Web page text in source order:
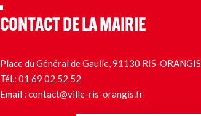
CONTACT DE LA MAIRIE
Place du Général de Gaulle, 91130 RIS-ORANGIS
Tél.: 01 69 02 52 52
Email : contact@ville-ris-orangis.fr